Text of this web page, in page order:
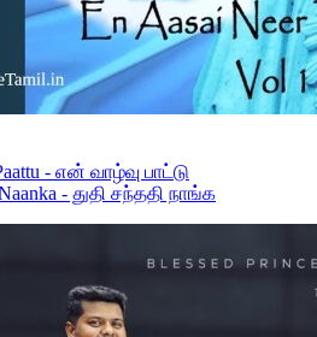
- என் வாழ்வு பாட்டு
- துதி சந்ததி நாங்க